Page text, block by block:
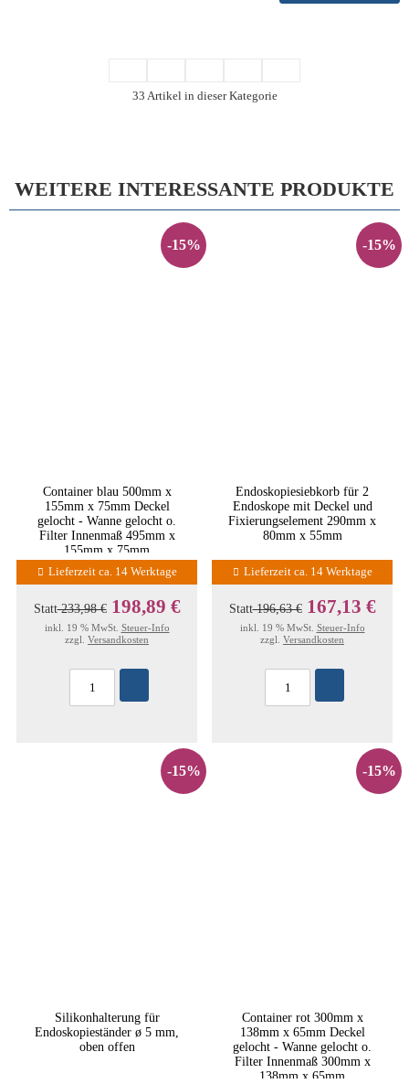
33 Artikel in dieser Kategorie
WEITERE INTERESSANTE PRODUKTE
-15%
Container blau 500mm x
155mm x 75mm Deckel
gelocht - Wanne gelocht o.
Filter Innenmaß 495mm x
155mm x 75mm
Lieferzeit ca. 14 Werktage
Statt233,98 € 198,89 €
inkl. 19 % MwSt. Steuer-Info
zzgl. Versandkosten
-15%
Endoskopiesiebkorb für 2
Endoskope mit Deckel und
Fixierungselement 290mm x
80mm x 55mm
Lieferzeit ca. 14 Werktage
Statt196,63 € 167,13 €
inkl. 19 % MwSt. Steuer-Info
zzgl. Versandkosten
-15%
Silikonhalterung für
Endoskopieständer ø 5 mm,
oben offen
-15%
Container rot 300mm x
138mm x 65mm Deckel
gelocht - Wanne gelocht o.
Filter Innenmaß 300mm x
138mm x 65mm